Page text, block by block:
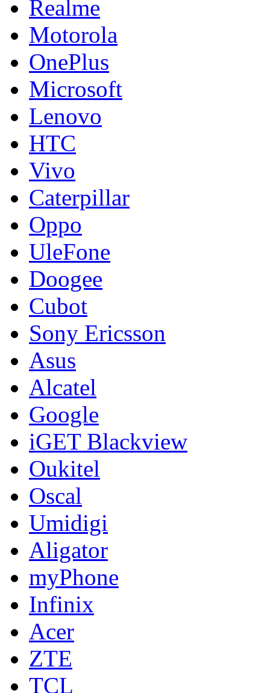
Realme
Motorola
OnePlus
Microsoft
Lenovo
HTC
Vivo
Caterpillar
Oppo
UleFone
Doogee
Cubot
Sony Ericsson
Asus
Alcatel
Google
iGET Blackview
Oukitel
Oscal
Umidigi
Aligator
myPhone
Infinix
Acer
ZTE
TCL